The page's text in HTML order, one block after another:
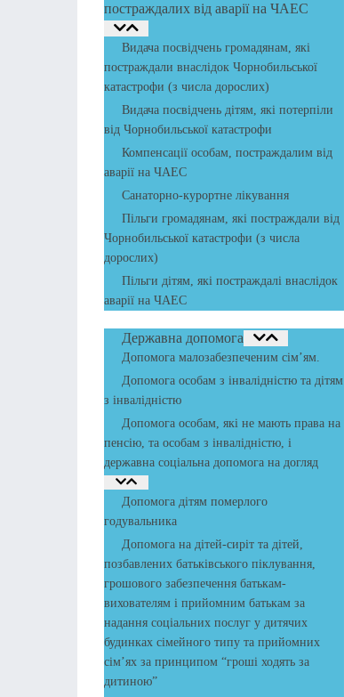
постраждалих від аварії на ЧАЕС
Видача посвідчень громадянам, які
постраждали внаслідок Чорнобильської
катастрофи (з числа дорослих)
Видача посвідчень дітям, які потерпіли
від Чорнобильської катастрофи
Компенсації особам, постраждалим від
аварії на ЧАЕС
Санаторно-курортне лікування
Пільги громадянам, які постраждали від
Чорнобильської катастрофи (з числа
дорослих)
Пільги дітям, які постраждалі внаслідок
аварії на ЧАЕС
Державна допомога
Допомога малозабезпеченим сім’ям.
Допомога особам з інвалідністю та дітям
з інвалідністю
Допомога особам, які не мають права на
пенсію, та особам з інвалідністю, і
державна соціальна допомога на догляд
Допомога дітям померлого
годувальника
Допомога на дітей-сиріт та дітей,
позбавлених батьківського піклування,
грошового забезпечення батькам-
вихователям і прийомним батькам за
надання соціальних послуг у дитячих
будинках сімейного типу та прийомних
сім’ях за принципом “гроші ходять за
дитиною”